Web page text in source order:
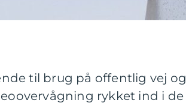
til brug på offentlig vej og
rykket ind i de